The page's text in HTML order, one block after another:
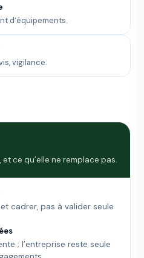
d’équipements.
vigilance.
ce qu’elle ne remplace pas.
cadrer, pas à valider seule
; l’entreprise reste seule